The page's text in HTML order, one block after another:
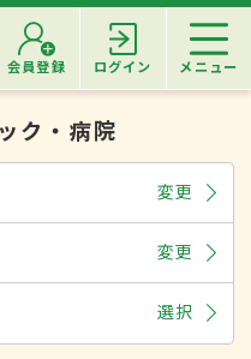
会員登録 ログイン メニュー
ク・病院
変更
変更
選択